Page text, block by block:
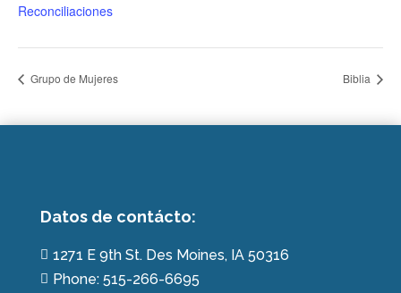
Reconciliaciones
Grupo de Mujeres Biblia
Datos de contácto:
 1271 E 9th St. Des Moines, IA 50316
 Phone: 515-266-6695